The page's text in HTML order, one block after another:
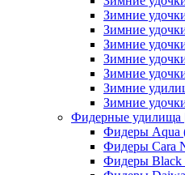
Зимние
Зимние
Зимние
Зимние
Зимние
Зимние
Зимние
Фидерные удилища
Фидеры Aqua
Фидеры Cara
Фидеры Black